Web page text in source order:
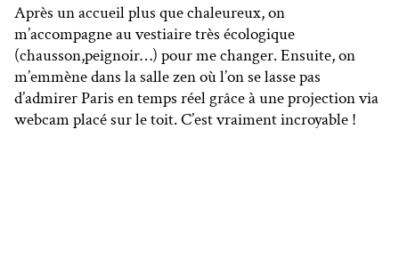
Après un accueil plus que chaleureux, on
m’accompagne au vestiaire très écologique
(chausson,peignoir…) pour me changer. Ensuite, on
m’emmène dans la salle zen où l’on se lasse pas
d’admirer Paris en temps réel grâce à une projection via
webcam placé sur le toit. C’est vraiment incroyable !